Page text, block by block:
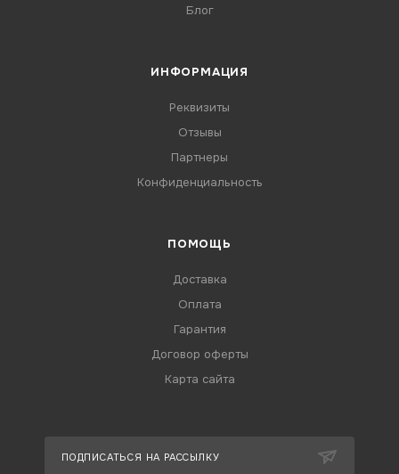
Блог
ИНФОРМАЦИЯ
Реквизиты
Отзывы
Партнеры
Конфиденциальность
ПОМОЩЬ
Доставка
Оплата
Гарантия
Договор оферты
Карта сайта
ПОДПИСАТЬСЯ НА РАССЫЛКУ